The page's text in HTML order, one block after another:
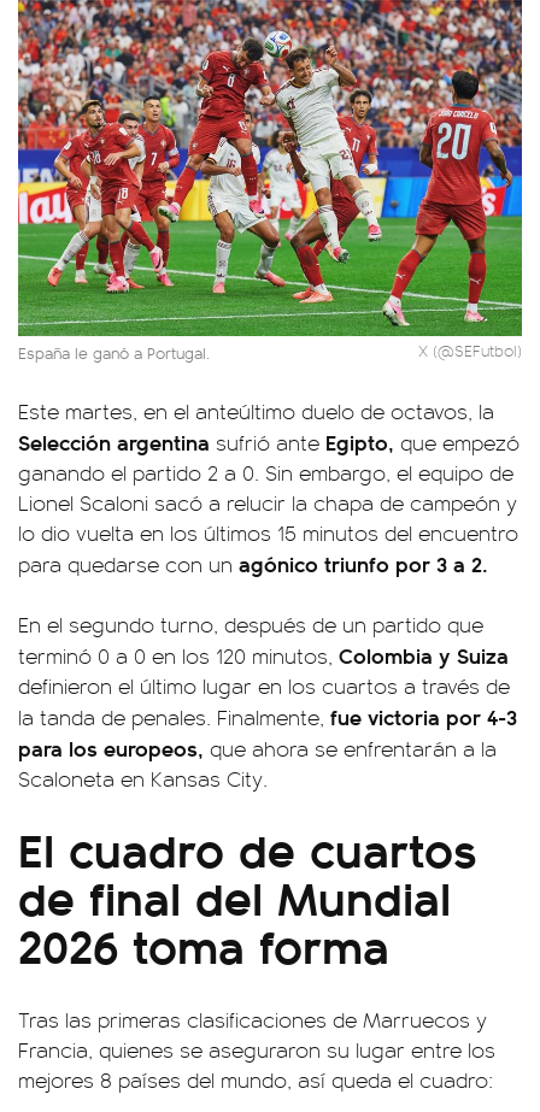
España le ganó a Portugal. X (@SEFutbol)
Este martes, en el anteúltimo duelo de octavos, la
Selección argentina sufrió ante Egipto, que empezó
ganando el partido 2 a 0. Sin embargo, el equipo de
Lionel Scaloni sacó a relucir la chapa de campeón y
lo dio vuelta en los últimos 15 minutos del encuentro
para quedarse con un agónico triunfo por 3 a 2.
En el segundo turno, después de un partido que
terminó 0 a 0 en los 120 minutos, Colombia y Suiza
definieron el último lugar en los cuartos a través de
la tanda de penales. Finalmente, fue victoria por 4-3
para los europeos, que ahora se enfrentarán a la
Scaloneta en Kansas City.
El cuadro de cuartos
de final del Mundial
2026 toma forma
Tras las primeras clasificaciones de Marruecos y
Francia, quienes se aseguraron su lugar entre los
mejores 8 países del mundo, así queda el cuadro: